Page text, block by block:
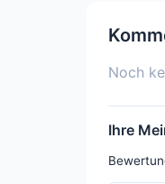
Noch
Ihre